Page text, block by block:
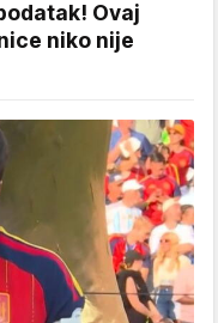
Ovaj
niko nije